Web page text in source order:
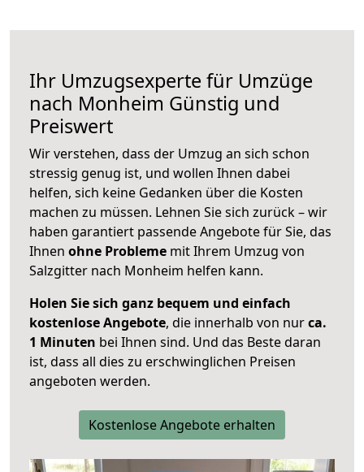
Ihr Umzugsexperte für Umzüge
nach Monheim Günstig und
Preiswert
Wir verstehen, dass der Umzug an sich schon
stressig genug ist, und wollen Ihnen dabei
helfen, sich keine Gedanken über die Kosten
machen zu müssen. Lehnen Sie sich zurück – wir
haben garantiert passende Angebote für Sie, das
Ihnen ohne Probleme mit Ihrem Umzug von
Salzgitter nach Monheim helfen kann.
Holen Sie sich ganz bequem und einfach
kostenlose Angebote, die innerhalb von nurca.
1 Minuten bei Ihnen sind. Und das Beste daran
ist, dass all dies zu erschwinglichen Preisen
angeboten werden.
Kostenlose Angebote erhalten